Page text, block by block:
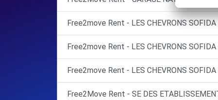
Free2move Rent - LES CHEVRONS
Free2move Rent - LES CHEVRONS
Free2move Rent - LES CHEVRONS SOFIDA
Free2Move Rent - SE DES